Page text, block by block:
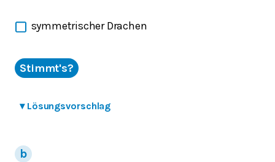
symmetrischer Drachen
Stimmt's?
▾ Lösungsvorschlag